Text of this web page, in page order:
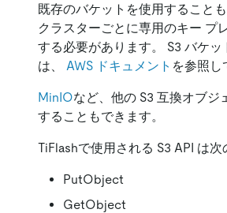
既存のバケットを使用すること
クラスターごとに専用のキー プ
する必要があります。 S3 バケッ
は、 AWS ドキュメント を参照し
MinIOなど、他の S3 互換オブジ
することもできます。
TiFlashで使用される S3 API は次
PutObject
GetObject